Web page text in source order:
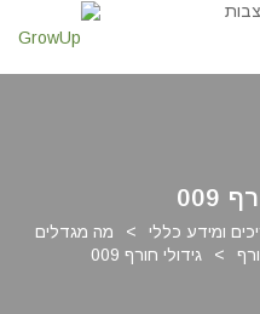
ומידע כללי >
מה מגדלים
> גידולי חורף 009